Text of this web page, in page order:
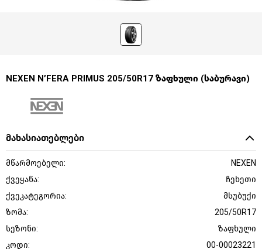
NEXEN N’FERA PRIMUS 205/50R17 ზაფხული (საბურავი)
მახასიათებლები
მწარმოებელი:
NEXEN
ქვეყანა:
ჩეხეთი
ქვეკატეგორია:
მსუბუქი
ზომა:
205/50R17
სეზონი:
ზაფხული
კოდი:
00-00023221